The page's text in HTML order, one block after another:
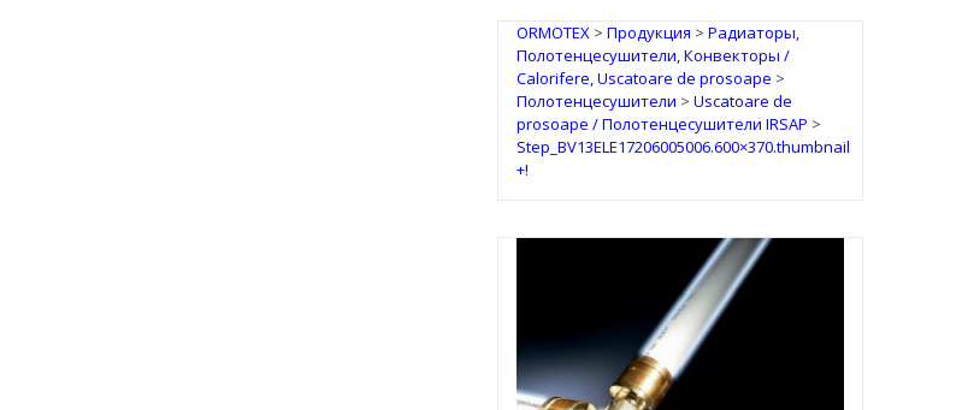
ORMOTEX> Продукция > Радиаторы,
Полотенцесушители, Конвекторы /
Calorifere, Uscatoare de prosoape >
Полотенцесушители > Uscatoare de
prosoape / Полотенцесушители IRSAP >
Step_BV13ELE17206005006.600×370.thumbnail
+!